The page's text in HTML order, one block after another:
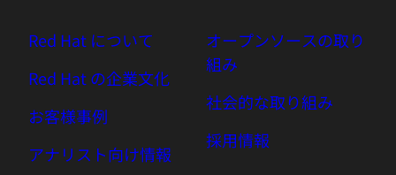
Red Hat について
Red Hat の企業文化
お客様事例
アナリスト向け情報
オープンソースの取り
組み
社会的な取り組み
採用情報